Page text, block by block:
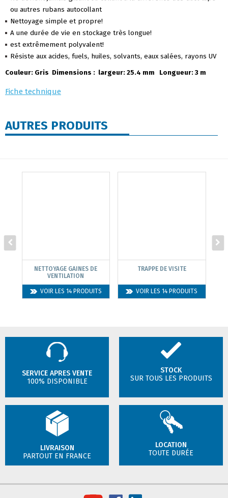
ou autres rubans autocollant
Nettoyage simple et propre!
A une durée de vie en stockage très longue!
est extrêmement polyvalent!
Résiste aux acides, fuels, huiles, solvants, eaux salées, rayons UV
Couleur: Gris Dimensions : largeur: 25.4 mm Longueur: 3 m
Fiche technique
AUTRES PRODUITS
NETTOYAGE GAINES DE
VENTILATION
VOIR LES 14 PRODUITS
TRAPPE DE VISITE
VOIR LES 14 PRODUITS
SERVICE APRES VENTE
100% DISPONIBLE
STOCK
SUR TOUS LES PRODUITS
LIVRAISON
PARTOUT EN FRANCE
LOCATION
TOUTE DURÉE